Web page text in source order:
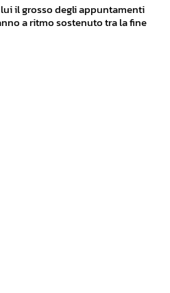
il grosso degli appuntamenti
a ritmo sostenuto tra la fine